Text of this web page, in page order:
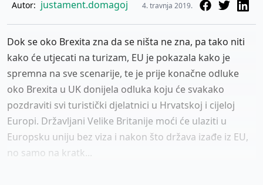
Autor: justament.domagoj 4. travnja 2019.
Dok se oko Brexita zna da se ništa ne zna, pa tako niti
kako će utjecati na turizam, EU je pokazala kako je
spremna na sve scenarije, te je prije konačne odluke
oko Brexita u UK donijela odluka koju će svakako
pozdraviti svi turistički djelatnici u Hrvatskoj i cijeloj
Europi. Državljani Velike Britanije moći će ulaziti u
Europsku uniju bez viza i nakon što država izađe iz EU,
no samo na kratk...